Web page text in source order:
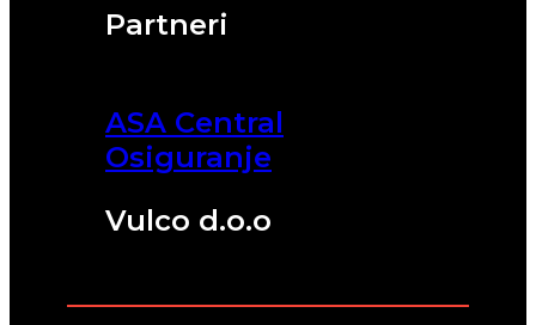
Partneri
ASA Central
Osiguranje
Vulco d.o.o